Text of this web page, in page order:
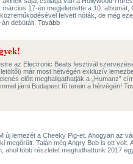
17-én megjelentette a 10. albumát,
felvett nóták, de még
debütált. Tovább
az Electronic Beats fesztivál
már most hétvégén exkluzív
előtt meghallgathatják a „Humanz”
járni Budapest fő terein a hétvégén!
új lemezét a Cheeky Pig-et. Ahogyan az
Talán még Angry Bob is ott volt.
ahol több részletet megtudhattunk 2017